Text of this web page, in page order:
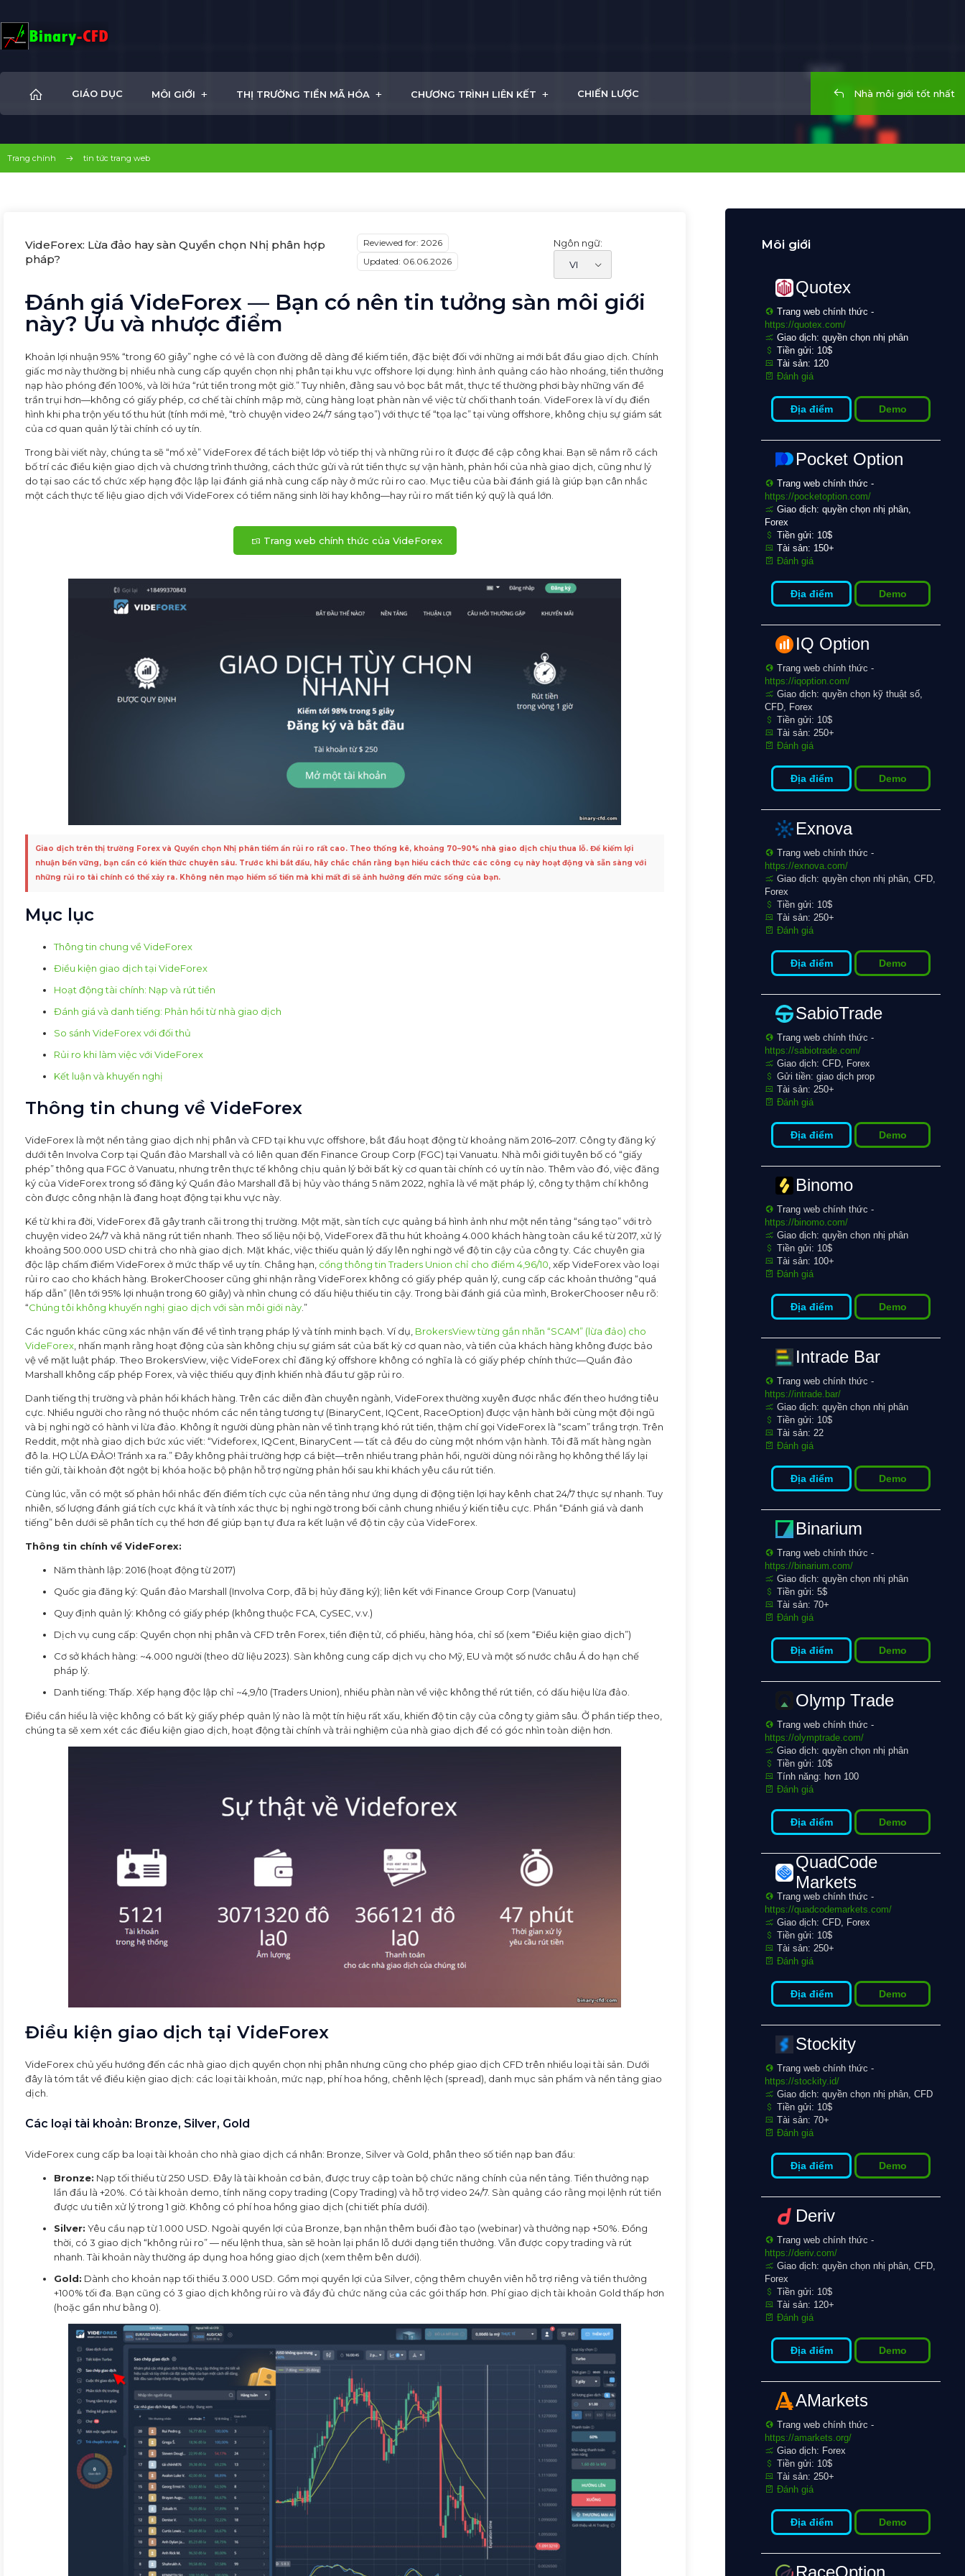
GIÁO DỤC MÔI GIỚI + THỊ TRƯỜNG TIỀN MÃ HÓA + CHƯƠNG TRÌNH LIÊN KẾT + CHIẾN LƯỢC Nhà môi giới tốt nhất
Trang chính tin tức trang web
VideForex: Lừa đảo hay sàn Quyền chọn Nhị phân hợp
pháp?
Reviewed for: 2026
Updated: 06.06.2026
Ngôn ngữ:
Đánh giá VideForex — Bạn có nên tin tưởng sàn môi giới
này? Ưu và nhược điểm
Khoản lợi nhuận 95% “trong 60 giây” nghe có vẻ là con đường dễ dàng để kiếm tiền, đặc biệt đối với những ai mới bắt đầu giao dịch. Chính
giấc mơ này thường bị nhiều nhà cung cấp quyền chọn nhị phân tại khu vực offshore lợi dụng: hình ảnh quảng cáo hào nhoáng, tiền thưởng
nạp hào phóng đến 100%, và lời hứa “rút tiền trong một giờ.” Tuy nhiên, đằng sau vỏ bọc bắt mắt, thực tế thường phơi bày những vấn đề
trần trụi hơn—không có giấy phép, cơ chế tài chính mập mờ, cùng hàng loạt phàn nàn về việc từ chối thanh toán. VideForex là ví dụ điển
hình khi pha trộn yếu tố thu hút (tính mới mẻ, “trò chuyện video 24/7 sáng tạo”) với thực tế “tọa lạc” tại vùng offshore, không chịu sự giám sát
của cơ quan quản lý tài chính có uy tín.
Trong bài viết này, chúng ta sẽ “mổ xẻ” VideForex để tách biệt lớp vỏ tiếp thị và những rủi ro ít được đề cập công khai. Bạn sẽ nắm rõ cách
bố trí các điều kiện giao dịch và chương trình thưởng, cách thức gửi và rút tiền thực sự vận hành, phản hồi của nhà giao dịch, cũng như lý
do tại sao các tổ chức xếp hạng độc lập lại đánh giá nhà cung cấp này ở mức rủi ro cao. Mục tiêu của bài đánh giá là giúp bạn cân nhắc
một cách thực tế liệu giao dịch với VideForex có tiềm năng sinh lời hay không—hay rủi ro mất tiền ký quỹ là quá lớn.
Trang web chính thức của VideForex
Giao dịch trên thị trường Forex và Quyền chọn Nhị phân tiềm ẩn rủi ro rất cao. Theo thống kê, khoảng 70–90% nhà giao dịch chịu thua lỗ. Để kiếm lợi
nhuận bền vững, bạn cần có kiến thức chuyên sâu. Trước khi bắt đầu, hãy chắc chắn rằng bạn hiểu cách thức các công cụ này hoạt động và sẵn sàng với
những rủi ro tài chính có thể xảy ra. Không nên mạo hiểm số tiền mà khi mất đi sẽ ảnh hưởng đến mức sống của bạn.
Mục lục
Thông tin chung về VideForex
Điều kiện giao dịch tại VideForex
Hoạt động tài chính: Nạp và rút tiền
Đánh giá và danh tiếng: Phản hồi từ nhà giao dịch
So sánh VideForex với đối thủ
Rủi ro khi làm việc với VideForex
Kết luận và khuyến nghị
Thông tin chung về VideForex
VideForex là một nền tảng giao dịch nhị phân và CFD tại khu vực offshore, bắt đầu hoạt động từ khoảng năm 2016–2017. Công ty đăng ký
dưới tên Involva Corp tại Quần đảo Marshall và có liên quan đến Finance Group Corp (FGC) tại Vanuatu. Nhà môi giới tuyên bố có “giấy
phép” thông qua FGC ở Vanuatu, nhưng trên thực tế không chịu quản lý bởi bất kỳ cơ quan tài chính có uy tín nào. Thêm vào đó, việc đăng
ký của VideForex trong sổ đăng ký Quần đảo Marshall đã bị hủy vào tháng 5 năm 2022, nghĩa là về mặt pháp lý, công ty thậm chí không
còn được công nhận là đang hoạt động tại khu vực này.
Kể từ khi ra đời, VideForex đã gây tranh cãi trong thị trường. Một mặt, sàn tích cực quảng bá hình ảnh như một nền tảng “sáng tạo” với trò
chuyện video 24/7 và khả năng rút tiền nhanh. Theo số liệu nội bộ, VideForex đã thu hút khoảng 4.000 khách hàng toàn cầu kể từ 2017, xử lý
khoảng 500.000 USD chi trả cho nhà giao dịch. Mặt khác, việc thiếu quản lý dấy lên nghi ngờ về độ tin cậy của công ty. Các chuyên gia
độc lập chấm điểm VideForex ở mức thấp về uy tín. Chẳng hạn, cổng thông tin Traders Union chỉ cho điểm 4,96/10 , xếp VideForex vào loại
rủi ro cao cho khách hàng. BrokerChooser cũng ghi nhận rằng VideForex không có giấy phép quản lý, cung cấp các khoản thưởng “quá
hấp dẫn” (lên tới 95% lợi nhuận trong 60 giây) và nhìn chung có dấu hiệu thiếu tin cậy. Trong bài đánh giá của mình, BrokerChooser nêu rõ:
“Chúng tôi không khuyến nghị giao dịch với sàn môi giới này .”
Các nguồn khác cũng xác nhận vấn đề về tình trạng pháp lý và tính minh bạch. Ví dụ, BrokersView từng gắn nhãn “SCAM” (lừa đảo) cho
VideForex , nhấn mạnh rằng hoạt động của sàn không chịu sự giám sát của bất kỳ cơ quan nào, và tiền của khách hàng không được bảo
vệ về mặt luật pháp. Theo BrokersView, việc VideForex chỉ đăng ký offshore không có nghĩa là có giấy phép chính thức—Quần đảo
Marshall không cấp phép Forex, và việc thiếu quy định khiến nhà đầu tư gặp rủi ro.
Danh tiếng thị trường và phản hồi khách hàng. Trên các diễn đàn chuyên ngành, VideForex thường xuyên được nhắc đến theo hướng tiêu
cực. Nhiều người cho rằng nó thuộc nhóm các nền tảng tương tự (BinaryCent, IQCent, RaceOption) được vận hành bởi cùng một đội ngũ
và bị nghi ngờ có hành vi lừa đảo. Không ít người dùng phàn nàn về tình trạng khó rút tiền, thậm chí gọi VideForex là “scam” trắng trợn. Trên
Reddit, một nhà giao dịch bức xúc viết: “Videforex, IQCent, BinaryCent — tất cả đều do cùng một nhóm vận hành. Tôi đã mất hàng ngàn
đô la. HỌ LỪA ĐẢO! Tránh xa ra.” Đây không phải trường hợp cá biệt—trên nhiều trang phản hồi, người dùng nói rằng họ không thể lấy lại
tiền gửi, tài khoản đột ngột bị khóa hoặc bộ phận hỗ trợ ngừng phản hồi sau khi khách yêu cầu rút tiền.
Cùng lúc, vẫn có một số phản hồi nhắc đến điểm tích cực của nền tảng như ứng dụng di động tiện lợi hay kênh chat 24/7 thực sự nhanh. Tuy
nhiên, số lượng đánh giá tích cực khá ít và tính xác thực bị nghi ngờ trong bối cảnh chung nhiều ý kiến tiêu cực. Phần “Đánh giá và danh
tiếng” bên dưới sẽ phân tích cụ thể hơn để giúp bạn tự đưa ra kết luận về độ tin cậy của VideForex.
Thông tin chính về VideForex:
Năm thành lập: 2016 (hoạt động từ 2017)
Quốc gia đăng ký: Quần đảo Marshall (Involva Corp, đã bị hủy đăng ký); liên kết với Finance Group Corp (Vanuatu)
Quy định quản lý: Không có giấy phép (không thuộc FCA, CySEC, v.v.)
Dịch vụ cung cấp: Quyền chọn nhị phân và CFD trên Forex, tiền điện tử, cổ phiếu, hàng hóa, chỉ số (xem “Điều kiện giao dịch”)
Cơ sở khách hàng: ~4.000 người (theo dữ liệu 2023). Sàn không cung cấp dịch vụ cho Mỹ, EU và một số nước châu Á do hạn chế
pháp lý.
Danh tiếng: Thấp. Xếp hạng độc lập chỉ ~4,9/10 (Traders Union), nhiều phàn nàn về việc không thể rút tiền, có dấu hiệu lừa đảo.
Điều cần hiểu là việc không có bất kỳ giấy phép quản lý nào là một tín hiệu rất xấu, khiến độ tin cậy của công ty giảm sâu. Ở phần tiếp theo,
chúng ta sẽ xem xét các điều kiện giao dịch, hoạt động tài chính và trải nghiệm của nhà giao dịch để có góc nhìn toàn diện hơn.
Điều kiện giao dịch tại VideForex
VideForex chủ yếu hướng đến các nhà giao dịch quyền chọn nhị phân nhưng cũng cho phép giao dịch CFD trên nhiều loại tài sản. Dưới
đây là tóm tắt về điều kiện giao dịch: các loại tài khoản, mức nạp, phí hoa hồng, chênh lệch (spread), danh mục sản phẩm và nền tảng giao
dịch.
Các loại tài khoản: Bronze, Silver, Gold
VideForex cung cấp ba loại tài khoản cho nhà giao dịch cá nhân: Bronze, Silver và Gold, phân theo số tiền nạp ban đầu:
Bronze: Nạp tối thiểu từ 250 USD. Đây là tài khoản cơ bản, được truy cập toàn bộ chức năng chính của nền tảng. Tiền thưởng nạp
lần đầu là +20%. Có tài khoản demo, tính năng copy trading (Copy Trading) và hỗ trợ video 24/7. Sàn quảng cáo rằng mọi lệnh rút tiền
được ưu tiên xử lý trong 1 giờ. Không có phí hoa hồng giao dịch (chi tiết phía dưới).
Silver: Yêu cầu nạp từ 1.000 USD. Ngoài quyền lợi của Bronze, bạn nhận thêm buổi đào tạo (webinar) và thưởng nạp +50%. Đồng
thời, có 3 giao dịch “không rủi ro” — nếu lệnh thua, sàn sẽ hoàn lại phần lỗ dưới dạng tiền thưởng. Vẫn được copy trading và rút
nhanh. Tài khoản này thường áp dụng hoa hồng giao dịch (xem thêm bên dưới).
Gold: Dành cho khoản nạp tối thiểu 3.000 USD. Gồm mọi quyền lợi của Silver, cộng thêm chuyên viên hỗ trợ riêng và tiền thưởng
+100% tối đa. Bạn cũng có 3 giao dịch không rủi ro và đầy đủ chức năng của các gói thấp hơn. Phí giao dịch tài khoản Gold thấp hơn
(hoặc gần như bằng 0).
Môi giới
Quotex
Trang web chính thức -
https://quotex.com/
Giao dịch: quyền chọn nhị phân
Tiền gửi: 10$
Tài sản: 120
Đánh giá
Địa điểm Demo
Pocket Option
Trang web chính thức -
https://pocketoption.com/
Giao dịch: quyền chọn nhị phân,
Forex
Tiền gửi: 10$
Tài sản: 150+
Đánh giá
Địa điểm Demo
IQ Option
Trang web chính thức -
https://iqoption.com/
Giao dịch: quyền chọn kỹ thuật số,
CFD, Forex
Tiền gửi: 10$
Tài sản: 250+
Đánh giá
Địa điểm Demo
Exnova
Trang web chính thức -
https://exnova.com/
Giao dịch: quyền chọn nhị phân, CFD,
Forex
Tiền gửi: 10$
Tài sản: 250+
Đánh giá
Địa điểm Demo
SabioTrade
Trang web chính thức -
https://sabiotrade.com/
Giao dịch: CFD, Forex
Gửi tiền: giao dịch prop
Tài sản: 250+
Đánh giá
Địa điểm Demo
Binomo
Trang web chính thức -
https://binomo.com/
Giao dịch: quyền chọn nhị phân
Tiền gửi: 10$
Tài sản: 100+
Đánh giá
Địa điểm Demo
Intrade Bar
Trang web chính thức -
https://intrade.bar/
Giao dịch: quyền chọn nhị phân
Tiền gửi: 10$
Tài sản: 22
Đánh giá
Địa điểm Demo
Binarium
Trang web chính thức -
https://binarium.com/
Giao dịch: quyền chọn nhị phân
Tiền gửi: 5$
Tài sản: 70+
Đánh giá
Địa điểm Demo
Olymp Trade
Trang web chính thức -
https://olymptrade.com/
Giao dịch: quyền chọn nhị phân
Tiền gửi: 10$
Tính năng: hơn 100
Đánh giá
Địa điểm Demo
QuadCode
Markets
Trang web chính thức -
https://quadcodemarkets.com/
Giao dịch: CFD, Forex
Tiền gửi: 10$
Tài sản: 250+
Đánh giá
Địa điểm Demo
Stockity
Trang web chính thức -
https://stockity.id/
Giao dịch: quyền chọn nhị phân, CFD
Tiền gửi: 10$
Tài sản: 70+
Đánh giá
Địa điểm Demo
Deriv
Trang web chính thức -
https://deriv.com/
Giao dịch: quyền chọn nhị phân, CFD,
Forex
Tiền gửi: 10$
Tài sản: 120+
Đánh giá
Địa điểm Demo
AMarkets
Trang web chính thức -
https://amarkets.org/
Giao dịch: Forex
Tiền gửi: 10$
Tài sản: 250+
Đánh giá
Địa điểm Demo
RaceOption